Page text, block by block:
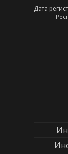
Дата